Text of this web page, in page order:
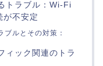
トラブル：Wi-Fi
が不安定
ブルとその対策：
ィック関連のトラ